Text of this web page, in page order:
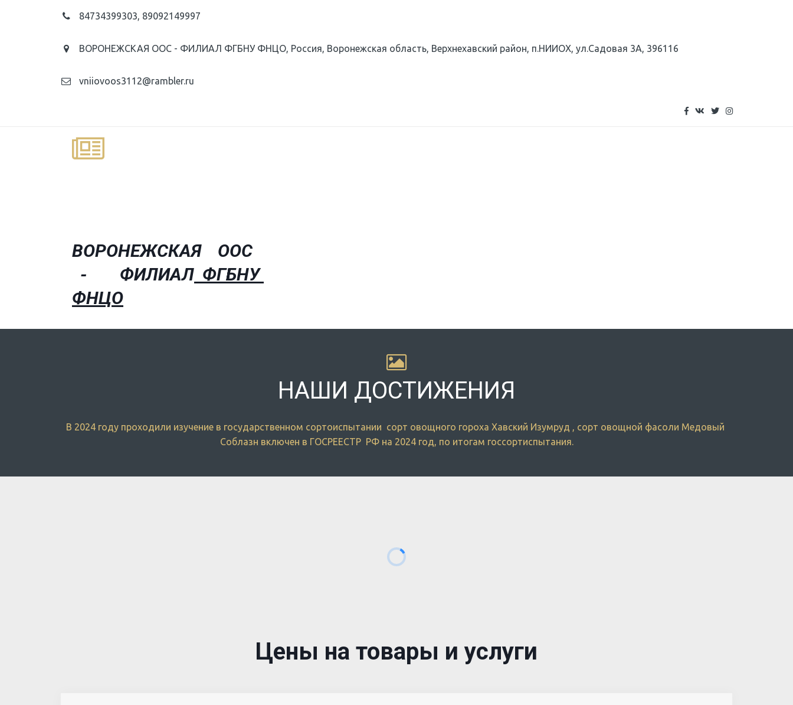
84734399303, 89092149997
ВОРОНЕЖСКАЯ ООС - ФИЛИАЛ ФГБНУ ФНЦО, Россия, Воронежская область, Верхнехавский район, п.НИИОХ, ул.Садовая 3А, 396116
vniiovoos3112@rambler.ru
В­ОРОНЕЖСКАЯ­ ООС
­- ФИЛИАЛ ФГБНУ
ФНЦО
НАШИ ДОСТИЖЕНИЯ
В 2024 году проходили изучение в государственном сортоиспытании  сорт овощного гороха Хавский Изумруд , сорт овощной фасоли Медовый
Соблазн включен в ГОСРЕЕСТР  РФ на 2024 год, по итогам госсортиспытания.
Цены на товары и услуги